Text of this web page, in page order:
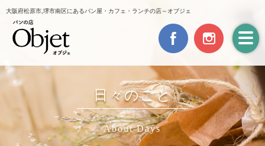
大阪府松原市,堺市南区にあるパン屋・カフェ・ランチの店～オブジェ
日々のこと
About Days